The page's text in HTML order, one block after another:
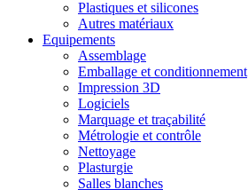
Plastiques et silicones
Autres matériaux
Equipements
Assemblage
Emballage et conditionnement
Impression 3D
Logiciels
Marquage et traçabilité
Métrologie et contrôle
Nettoyage
Plasturgie
Salles blanches